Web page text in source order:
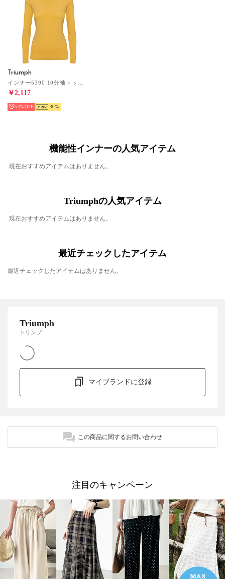
Triumph
￥2,117
54% 30
機能性インナーの人気アイテム
現在おすすめアイテムはありません。
Triumphの人気アイテム
現在おすすめアイテムはありません。
最近チェックしたアイテム
最近チェックしたアイテムはありません。
Triumph
トリンプ
マイブランドに登録
この商品に関するお問い合わせ
注目のキャンペーン